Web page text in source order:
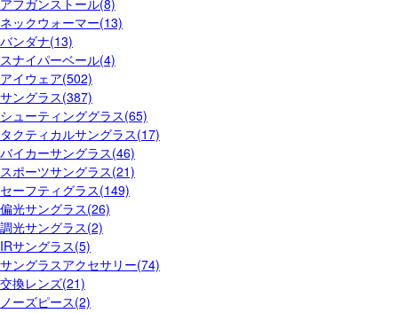
アフガンストール(8)
ネックウォーマー(13)
バンダナ(13)
スナイパーベール(4)
アイウェア(502)
サングラス(387)
シューティンググラス(65)
タクティカルサングラス(17)
バイカーサングラス(46)
スポーツサングラス(21)
セーフティグラス(149)
偏光サングラス(26)
調光サングラス(2)
IRサングラス(5)
サングラスアクセサリー(74)
交換レンズ(21)
ノーズピース(2)